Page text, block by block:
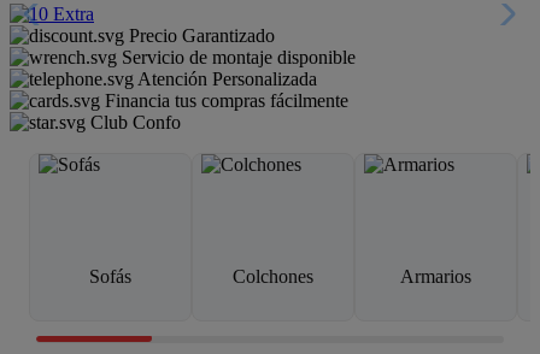
Precio Garantizado
Servicio de montaje disponible
Atención Personalizada
Financia tus compras fácilmente
Club Confo
Sofás Colchones Armarios